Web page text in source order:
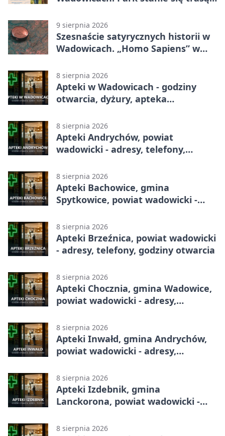
9 sierpnia 2026
Szesnaście satyrycznych historii w
Wadowicach. „Homo Sapiens” w
8 sierpnia 2026
Apteki w Wadowicach - godziny
otwarcia, dyżury, apteka
8 sierpnia 2026
Apteki Andrychów, powiat
wadowicki - adresy, telefony,
8 sierpnia 2026
Apteki Bachowice, gmina
Spytkowice, powiat wadowicki -
8 sierpnia 2026
Apteki Brzeźnica, powiat wadowicki
- adresy, telefony, godziny otwarcia
8 sierpnia 2026
Apteki Chocznia, gmina Wadowice,
powiat wadowicki - adresy,
8 sierpnia 2026
Apteki Inwałd, gmina Andrychów,
powiat wadowicki - adresy,
8 sierpnia 2026
Apteki Izdebnik, gmina
Lanckorona, powiat wadowicki -
8 sierpnia 2026